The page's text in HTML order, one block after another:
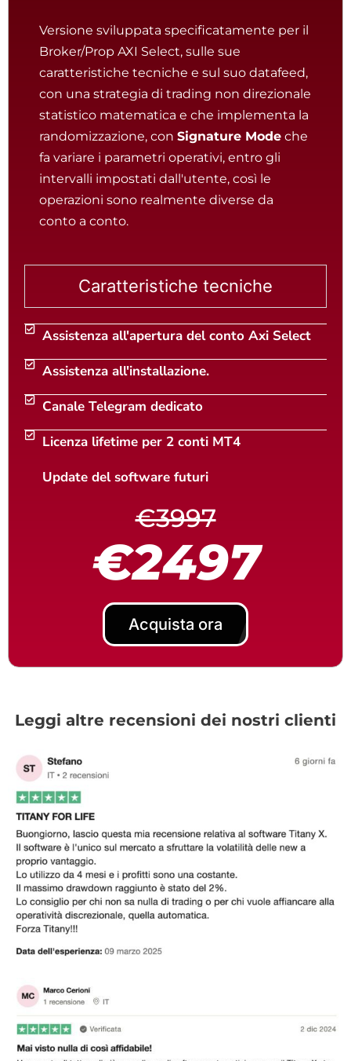
Versione sviluppata specificatamente per il
Broker/Prop AXI Select, sulle sue
caratteristiche tecniche e sul suo datafeed,
con una strategia di trading non direzionale
statistico matematica e che implementa la
randomizzazione, con Signature Mode che
fa variare i parametri operativi, entro gli
intervalli impostati dall'utente, così le
operazioni sono realmente diverse da
conto a conto.
Caratteristiche tecniche
Assistenza all'apertura del conto Axi Select
Assistenza all'installazione.
Canale Telegram dedicato
Licenza lifetime per 2 conti MT4
Update del software futuri
€3997
€2497
Acquista ora
Leggi altre recensioni dei nostri clienti